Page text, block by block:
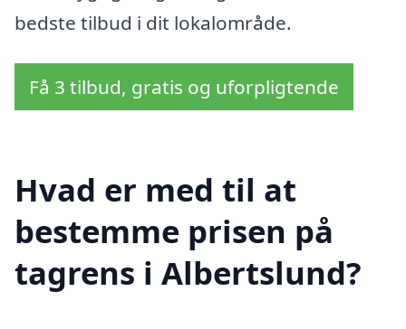
bedste tilbud i dit lokalområde.
Få 3 tilbud, gratis og uforpligtende
Hvad er med til at
bestemme prisen på
tagrens i Albertslund?